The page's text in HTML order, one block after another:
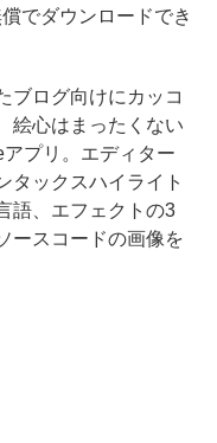
でダウンロードでき
ブログ向けにカッコ
絵心はまったくない
プリ。エディター
タックスハイライト
語、エフェクトの3
ースコードの画像を